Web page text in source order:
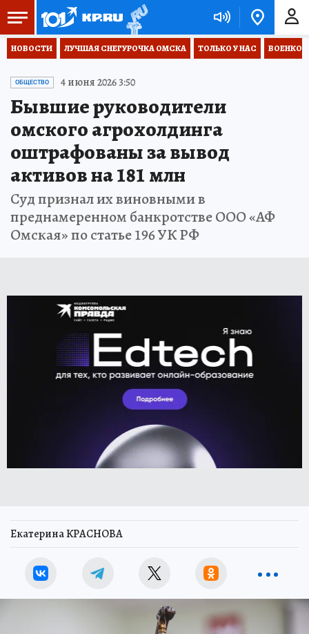
НОВОСТИ ЛУЧШАЯ СНЕГУРОЧКА ОМСКА ТОЛЬКО У НАС
ОБЩЕСТВО 4 июня 2026 3:50
Бывшие руководители
омского агрохолдинга
оштрафованы за вывод
активов на 181 млн
Суд признал их виновными в
преднамеренном банкротстве ООО «АФ
Омская» по статье 196 УК РФ
Екатерина КРАСНОВА